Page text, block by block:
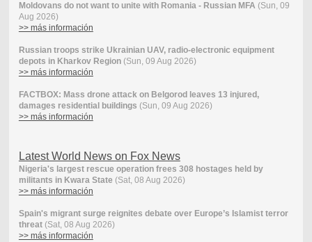
Moldovans do not want to unite with Romania - Russian MFA (Sun, 09
Aug 2026)
>> más información
Russian troops strike Ukrainian UAV, radio-electronic equipment
depots in Kharkov Region(Sun, 09 Aug 2026)
>> más información
FACTBOX: Mass drone attack on Belgorod leaves 13 injured,
damages residential buildings (Sun, 09 Aug 2026)
>> más información
Latest World News on Fox News
Nigeria's largest rescue operation frees 308 hostages held by
militants in Kwara State (Sat, 08 Aug 2026)
>> más información
Spain's migrant surge reignites debate over Europe’s Islamist terror
threat(Sat, 08 Aug 2026)
>> más información